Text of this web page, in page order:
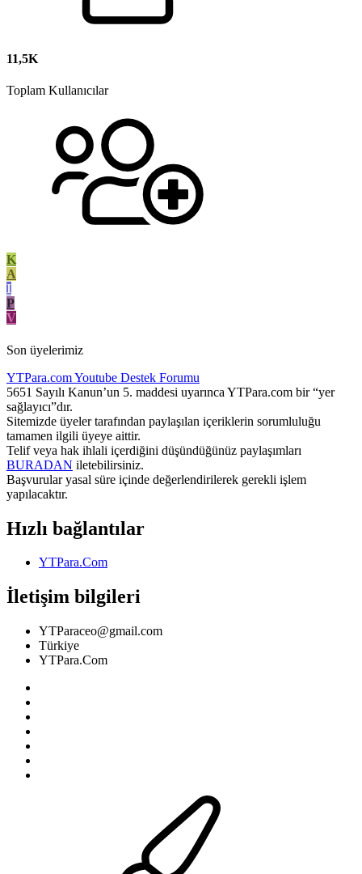
11,5K
Toplam Kullanıcılar
K
A
I
P
V
Son üyelerimiz
YTPara.comYoutube Destek Forumu
5651 Sayılı Kanun’un 5. maddesi uyarınca YTPara.com bir “yer
sağlayıcı”dır.
Sitemizde üyeler tarafından paylaşılan içeriklerin sorumluluğu
tamamen ilgili üyeye aittir.
Telif veya hak ihlali içerdiğini düşündüğünüz paylaşımları
BURADAN iletebilirsiniz.
Başvurular yasal süre içinde değerlendirilerek gerekli işlem
yapılacaktır.
Hızlı bağlantılar
YTPara.Com
İletişim bilgileri
YTParaceo@gmail.com
Türkiye
YTPara.Com